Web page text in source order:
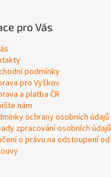
pro Vás
podmínky
pro Vyškov
a platba ČR
nám
ochrany osobních údajů
zpracování osobních údajů
o právu na odstoupení od